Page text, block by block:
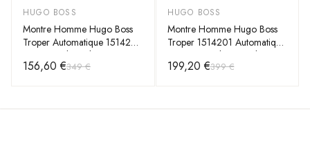
-55%
HUGO BOSS
Montre Homme Hugo Boss
Troper Automatique 1514202
- Boîtier et bracelet acier
argenté, cadran noir Open
156,60 €349 €
-50%
HUGO BOSS
Montre Homme Hugo Boss
Troper 1514201 Automatique
- Boîtier Bicolore, Cadran
Bleu Soleillé
199,20 €399 €